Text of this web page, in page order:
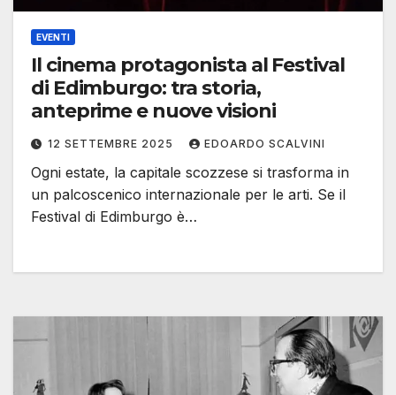
EVENTI
Il cinema protagonista al Festival
di Edimburgo: tra storia,
anteprime e nuove visioni
12 SETTEMBRE 2025 EDOARDO SCALVINI
Ogni estate, la capitale scozzese si trasforma in
un palcoscenico internazionale per le arti. Se il
Festival di Edimburgo è…